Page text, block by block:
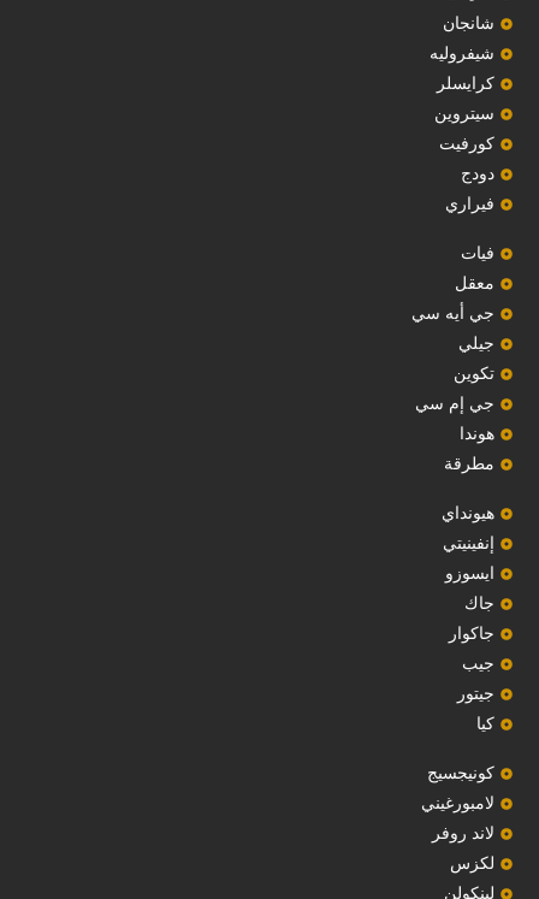
‏شانجان‏
شيفروليه
‏كرايسلر‏
سيتروين
‏كورفيت‏
دودج
فيراري
فيات
معقل
‏جي أيه سي‏
جيلي
‏تكوين‏
جي إم سي
هوندا
مطرقة
هيونداي
إنفينيتي
‏ايسوزو‏
‏جاك‏
جاكوار
جيب
‏جيتور‏
كيا
‏كونيجسيج‏
لامبورغيني
لاند روفر
لكزس
لينكولن